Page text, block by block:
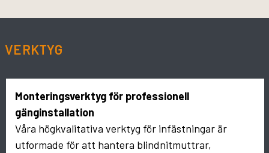
VERKTYG
Monteringsverktyg för professionell
gänginstallation
Våra högkvalitativa verktyg för infästningar är
utformade för att hantera blindnitmuttrar,